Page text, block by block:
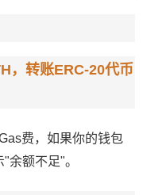
，转账ERC-20代币
费，如果你的钱包
余额不足"。